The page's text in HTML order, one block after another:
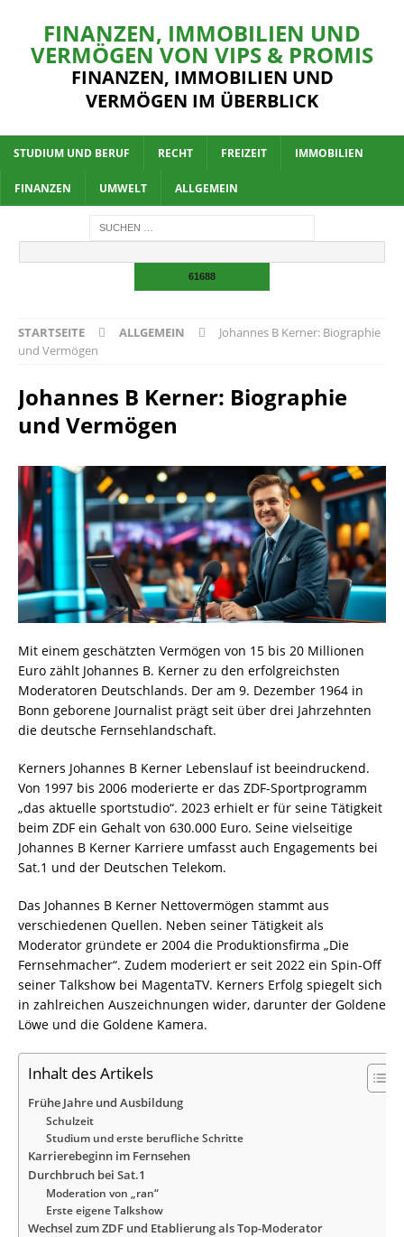
FINANZEN, IMMOBILIEN UND
VERMÖGEN VON VIPS & PROMIS
FINANZEN, IMMOBILIEN UND
VERMÖGEN IM ÜBERBLICK
STUDIUM UND BERUF RECHT FREIZEIT IMMOBILIEN
FINANZEN UMWELT ALLGEMEIN
STARTSEITE ALLGEMEIN
Johannes B Kerner: Biographie
und Vermögen
Johannes B Kerner: Biographie
und Vermögen
Mit einem geschätzten Vermögen von 15 bis 20 Millionen
Euro zählt Johannes B. Kerner zu den erfolgreichsten
Moderatoren Deutschlands. Der am 9. Dezember 1964 in
Bonn geborene Journalist prägt seit über drei Jahrzehnten
die deutsche Fernsehlandschaft.
Kerners Johannes B Kerner Lebenslauf ist beeindruckend.
Von 1997 bis 2006 moderierte er das ZDF-Sportprogramm
„das aktuelle sportstudio“. 2023 erhielt er für seine Tätigkeit
beim ZDF ein Gehalt von 630.000 Euro. Seine vielseitige
Johannes B Kerner Karriere umfasst auch Engagements bei
Sat.1 und der Deutschen Telekom.
Das Johannes B Kerner Nettovermögen stammt aus
verschiedenen Quellen. Neben seiner Tätigkeit als
Moderator gründete er 2004 die Produktionsfirma „Die
Fernsehmacher“. Zudem moderiert er seit 2022 ein Spin-Off
seiner Talkshow bei MagentaTV. Kerners Erfolg spiegelt sich
in zahlreichen Auszeichnungen wider, darunter der Goldene
Löwe und die Goldene Kamera.
Inhalt des Artikels
Frühe Jahre und Ausbildung
Schulzeit
Studium und erste berufliche Schritte
Karrierebeginn im Fernsehen
Durchbruch bei Sat.1
Moderation von „ran“
Erste eigene Talkshow
Wechsel zum ZDF und Etablierung als Top-Moderator